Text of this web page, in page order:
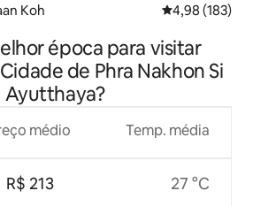
Koh 4,98 de uma
4,98 (183)
época para visitar
de Phra Nakhon Si
Ayutthaya?
médio
R$ 213
Temp. média
27 °C